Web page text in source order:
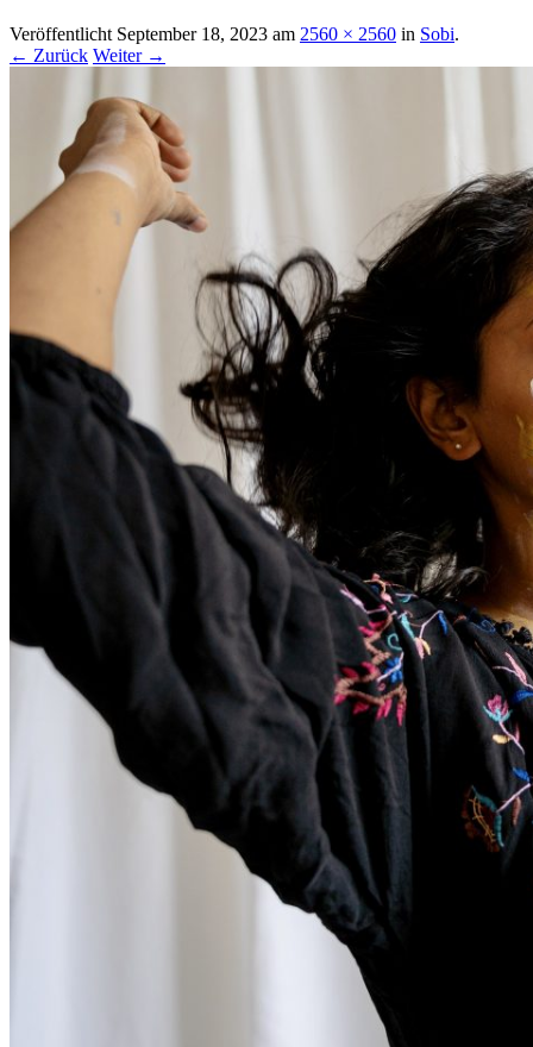
Veröffentlicht September 18, 2023 am 2560 × 2560 in Sobi.
← Zurück Weiter →